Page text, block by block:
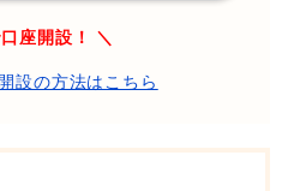
座開設！ ＼
設の方法はこちら